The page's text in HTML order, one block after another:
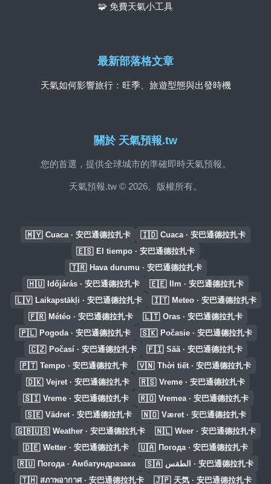
關於 天氣預報.tw
您的首選，提供全球城市的準確即時天氣預報。
天氣預報.tw © 2026。版權所有。
🧩 免費天氣小工具
最新部落格文章
天氣如何影響旅行：旺季、旅遊型態與出發時機
🇲🇾 Cuaca · 安巴通德拉扎卡 🇮🇩 Cuaca · 安巴通德拉扎卡
🇪🇸 El tiempo · 安巴通德拉扎卡
🇹🇷 Hava durumu · 安巴通德拉扎卡
🇭🇺 Időjárás · 安巴通德拉扎卡 🇪🇪 Ilm · 安巴通德拉扎卡
🇱🇻 Laikapstākļi · 安巴通德拉扎卡 🇮🇹 Meteo · 安巴通德拉扎卡
🇫🇷 Météo · 安巴通德拉扎卡 🇱🇹 Oras · 安巴通德拉扎卡
🇵🇱 Pogoda · 安巴通德拉扎卡 🇸🇰 Počasie · 安巴通德拉扎卡
🇨🇿 Počasí · 安巴通德拉扎卡 🇫🇮 Sää · 安巴通德拉扎卡
🇵🇹 Tempo · 安巴通德拉扎卡 🇻🇳 Thời tiết · 安巴通德拉扎卡
🇩🇰 Vejret · 安巴通德拉扎卡 🇷🇸 Vreme · 安巴通德拉扎卡
🇸🇮 Vreme · 安巴通德拉扎卡 🇷🇴 Vremea · 安巴通德拉扎卡
🇸🇪 Vädret · 安巴通德拉扎卡 🇳🇴 Været · 安巴通德拉扎卡
🇬🇧🇺🇸 Weather · 安巴通德拉扎卡 🇳🇱 Weer · 安巴通德拉扎卡
🇩🇪 Wetter · 安巴通德拉扎卡 🇺🇦 Погода · 安巴通德拉扎卡
🇷🇺 Погода · Амбатундразака 🇸🇦 الطقس · 安巴通德拉扎卡
🇹🇭 สภาพอากาศ · 安巴通德拉扎卡 🇯🇵 天気 · 安巴通德拉扎卡